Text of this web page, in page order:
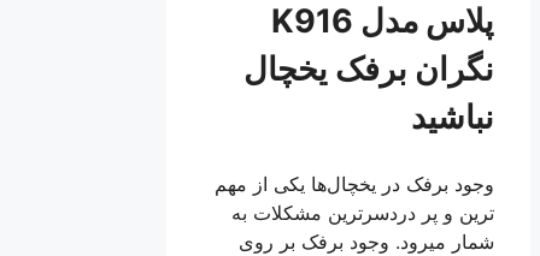
پلاس مدل K916
نگران برفک یخچال
نباشید
وجود برفک در یخچال‌ها یکی از مهم
ترین و پر دردسرترین مشکلات به
شمار میرود. وجود برفک بر روی